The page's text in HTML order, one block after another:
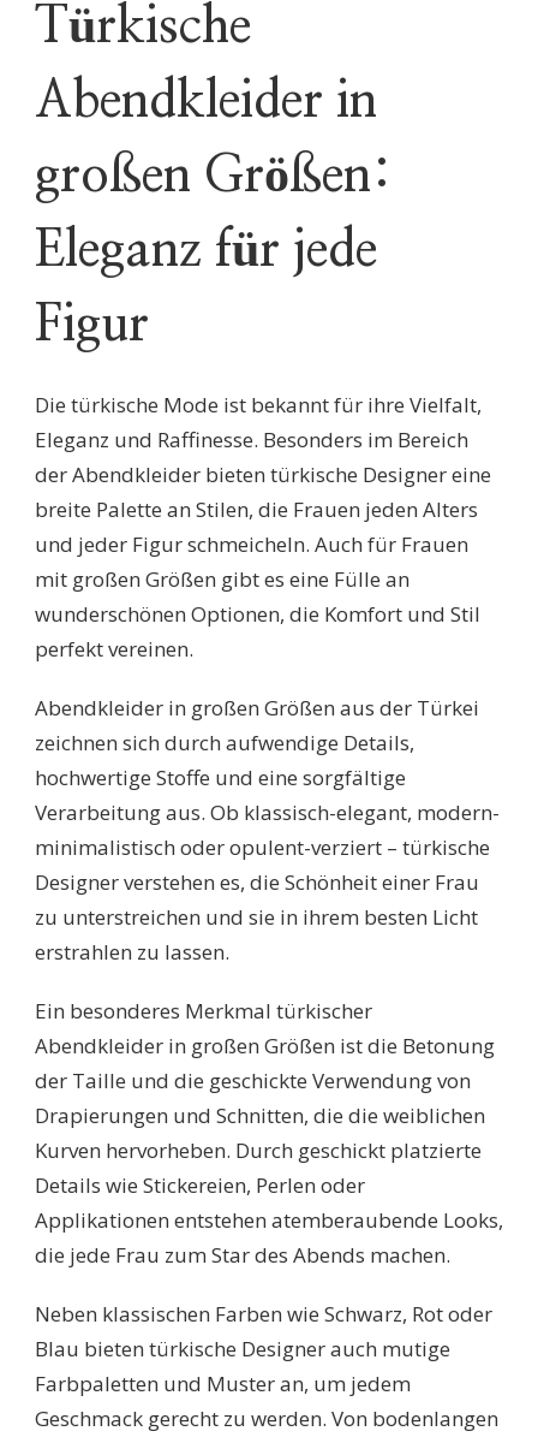
Türkische
Abendkleider in
großen Größen:
Eleganz für jede
Figur
Die türkische Mode ist bekannt für ihre Vielfalt,
Eleganz und Raffinesse. Besonders im Bereich
der Abendkleider bieten türkische Designer eine
breite Palette an Stilen, die Frauen jeden Alters
und jeder Figur schmeicheln. Auch für Frauen
mit großen Größen gibt es eine Fülle an
wunderschönen Optionen, die Komfort und Stil
perfekt vereinen.
Abendkleider in großen Größen aus der Türkei
zeichnen sich durch aufwendige Details,
hochwertige Stoffe und eine sorgfältige
Verarbeitung aus. Ob klassisch-elegant, modern-
minimalistisch oder opulent-verziert – türkische
Designer verstehen es, die Schönheit einer Frau
zu unterstreichen und sie in ihrem besten Licht
erstrahlen zu lassen.
Ein besonderes Merkmal türkischer
Abendkleider in großen Größen ist die Betonung
der Taille und die geschickte Verwendung von
Drapierungen und Schnitten, die die weiblichen
Kurven hervorheben. Durch geschickt platzierte
Details wie Stickereien, Perlen oder
Applikationen entstehen atemberaubende Looks,
die jede Frau zum Star des Abends machen.
Neben klassischen Farben wie Schwarz, Rot oder
Blau bieten türkische Designer auch mutige
Farbpaletten und Muster an, um jedem
Geschmack gerecht zu werden. Von bodenlangen